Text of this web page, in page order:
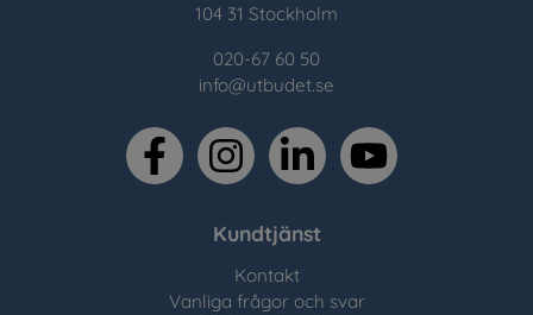
104 31 Stockholm
020-67 60 50
info@utbudet.se
facebookinstagramlinkedin youtube
Kundtjänst
Kontakt
Vanliga frågor och svar